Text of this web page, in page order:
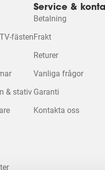
fästen
& stativ
Service &
Betalning
Frakt
Returer
Vanliga frågor
Garanti
Kontakta oss